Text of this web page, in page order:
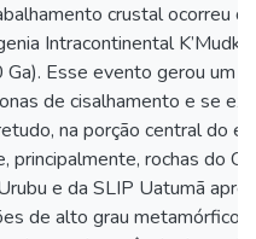
crustal ocorreu
Intracontinental
Ga). Esse evento gerou um
de cisalhamento e se
na porção central do
principalmente, rochas do
e da SLIP Uatumã
de alto grau metamórfico.